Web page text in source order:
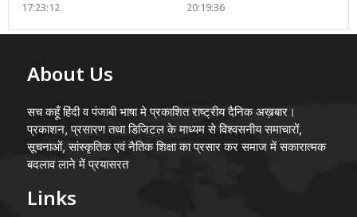
17:23:12
20:19:36
About Us
सच कहूँ हिंदी व पंजाबी भाषा मे प्रकाशित राष्ट्रीय दैनिक अख़बार।
प्रकाशन, प्रसारण तथा डिजिटल के माध्यम से विश्वसनीय समाचारों,
सूचनाओं, सांस्कृतिक एवं नैतिक शिक्षा का प्रसार कर समाज में सकारात्मक
बदलाव लाने में प्रयासरत
Links